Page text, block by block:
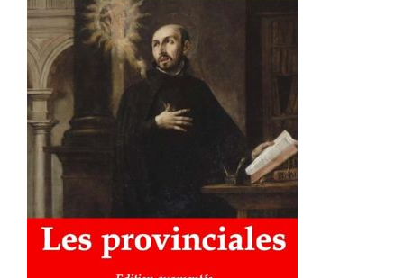
AJOUTER AU PANIER DÉTAILS